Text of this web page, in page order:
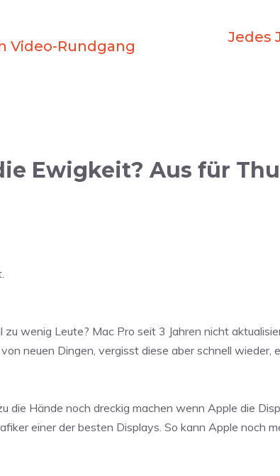
Video-Rundgang
Jedes
Ewigkeit? Aus für
wenig Leute? Mac Pro seit 3 Jahren nicht
neuen Dingen, vergisst diese aber schnell wieder,
die Hände noch dreckig machen wenn Apple die
einer der besten Displays. So kann Apple noch